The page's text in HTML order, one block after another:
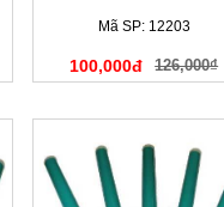
Mã SP: 12203
100,000đ 126,000₫